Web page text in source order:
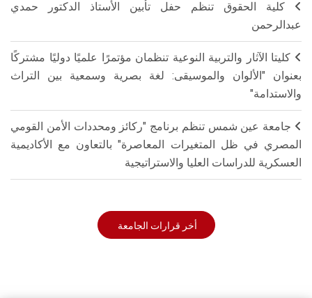
كلية الحقوق تنظم حفل تأبين الأستاذ الدكتور حمدي
عبدالرحمن
كليتا الآثار والتربية النوعية تنظمان مؤتمرًا علميًا دوليًا مشتركًا
بعنوان "الألوان والموسيقى: لغة بصرية وسمعية بين التراث
والاستدامة"
جامعة عين شمس تنظم برنامج "ركائز ومحددات الأمن القومي
المصري في ظل المتغيرات المعاصرة" بالتعاون مع الأكاديمية
العسكرية للدراسات العليا والاستراتيجية
أخر قرارات الجامعة